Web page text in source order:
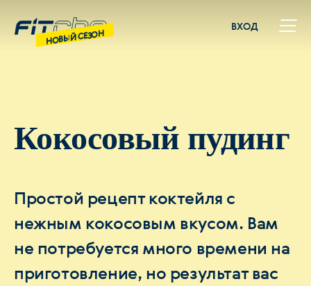
Кокосовый пудинг
Простой рецепт коктейля с
нежным кокосовым вкусом. Вам
не потребуется много времени на
приготовление, но результат вас
НОВЫЙ СЕЗОН
ВХОД